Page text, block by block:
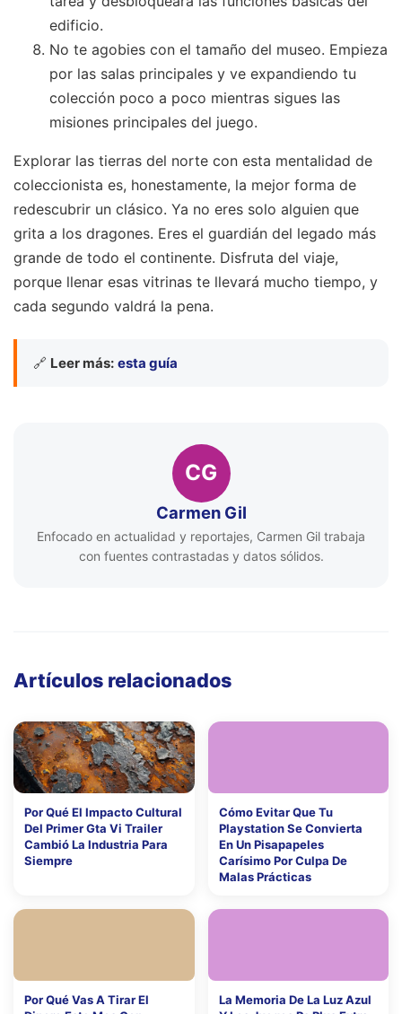
edificio.
No te agobies con el tamaño del museo. Empieza
por las salas principales y ve expandiendo tu
colección poco a poco mientras sigues las
misiones principales del juego.
Explorar las tierras del norte con esta mentalidad de
coleccionista es, honestamente, la mejor forma de
redescubrir un clásico. Ya no eres solo alguien que
grita a los dragones. Eres el guardián del legado más
grande de todo el continente. Disfruta del viaje,
porque llenar esas vitrinas te llevará mucho tiempo, y
cada segundo valdrá la pena.
🔗 Leer más: esta guía
CG
Carmen Gil
Enfocado en actualidad y reportajes, Carmen Gil trabaja
con fuentes contrastadas y datos sólidos.
Artículos relacionados
Por Qué El Impacto Cultural
Del Primer Gta Vi Trailer
Cambió La Industria Para
Siempre
Cómo Evitar Que Tu
Playstation Se Convierta
En Un Pisapapeles
Carísimo Por Culpa De
Malas Prácticas
Por Qué Vas A Tirar El
La Memoria De La Luz Azul